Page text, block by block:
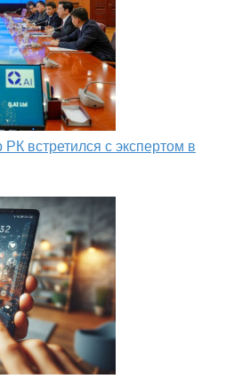
встретился с экспертом в